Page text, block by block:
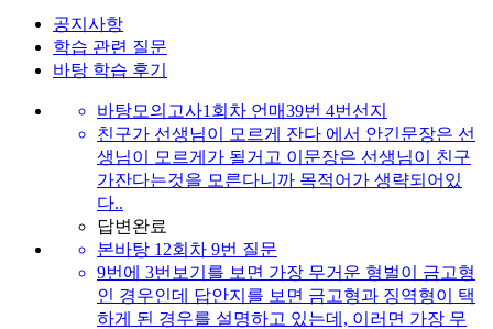
공지사항
학습 관련 질문
바탕 학습 후기
바탕모의고사1회차 언매39번 4번선지
친구가 선생님이 모르게 잔다 에서 안긴문장은 선
생님이 모르게가 될거고 이문장은 선생님이 친구
가잔다는것을 모른다니까 목적어가 생략되어있
다..
답변완료
본바탕 12회차 9번 질문
9번에 3번보기를 보면 가장 무거운 형벌이 금고형
인 경우인데 답안지를 보면 금고형과 징역형이 택
하게 된 경우를 설명하고 있는데, 이러면 가장 무